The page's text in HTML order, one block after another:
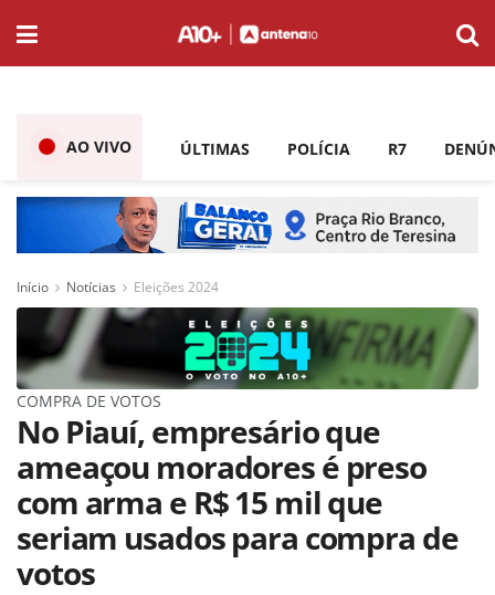
AO VIVO ÚLTIMAS POLÍCIA R7
Início Notícias Eleições 2024
COMPRA DE VOTOS
No Piauí, empresário que
ameaçou moradores é preso
com arma e R$ 15 mil que
seriam usados para compra de
votos